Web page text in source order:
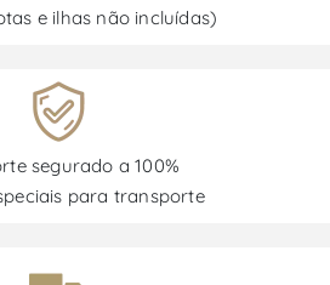
e ilhas não incluídas)
segurado a 100%
para transporte